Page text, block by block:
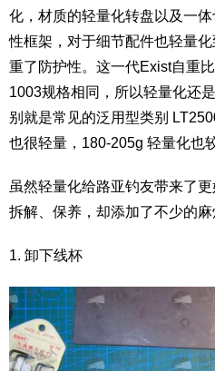
化，材质的轻量化转盘以及一
性框架，对于细节配件也轻量
重了防护性。这一代Exist自重
1003规格相同，所以轻量化还
别就是常见的泛用型类别
也很轻量，180-205g 轻量化也
虽然轻量化给路亚钓友带来了
拆解、保养，却添加了不少的麻
1. 卸下线杯